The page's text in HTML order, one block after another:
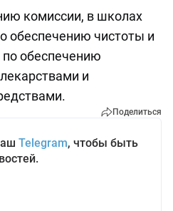
комиссии, в школах
обеспечению чистоты и
обеспечению
и
Поделиться
Telegram, чтобы быть